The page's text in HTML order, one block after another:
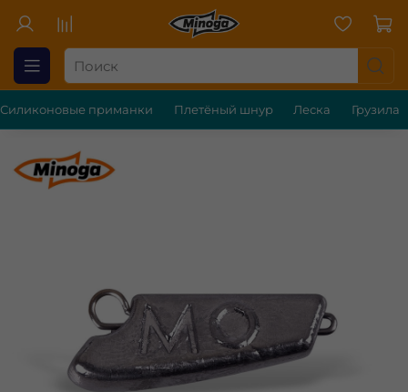
Силиконовые приманки Плетёный шнур Леска Грузила